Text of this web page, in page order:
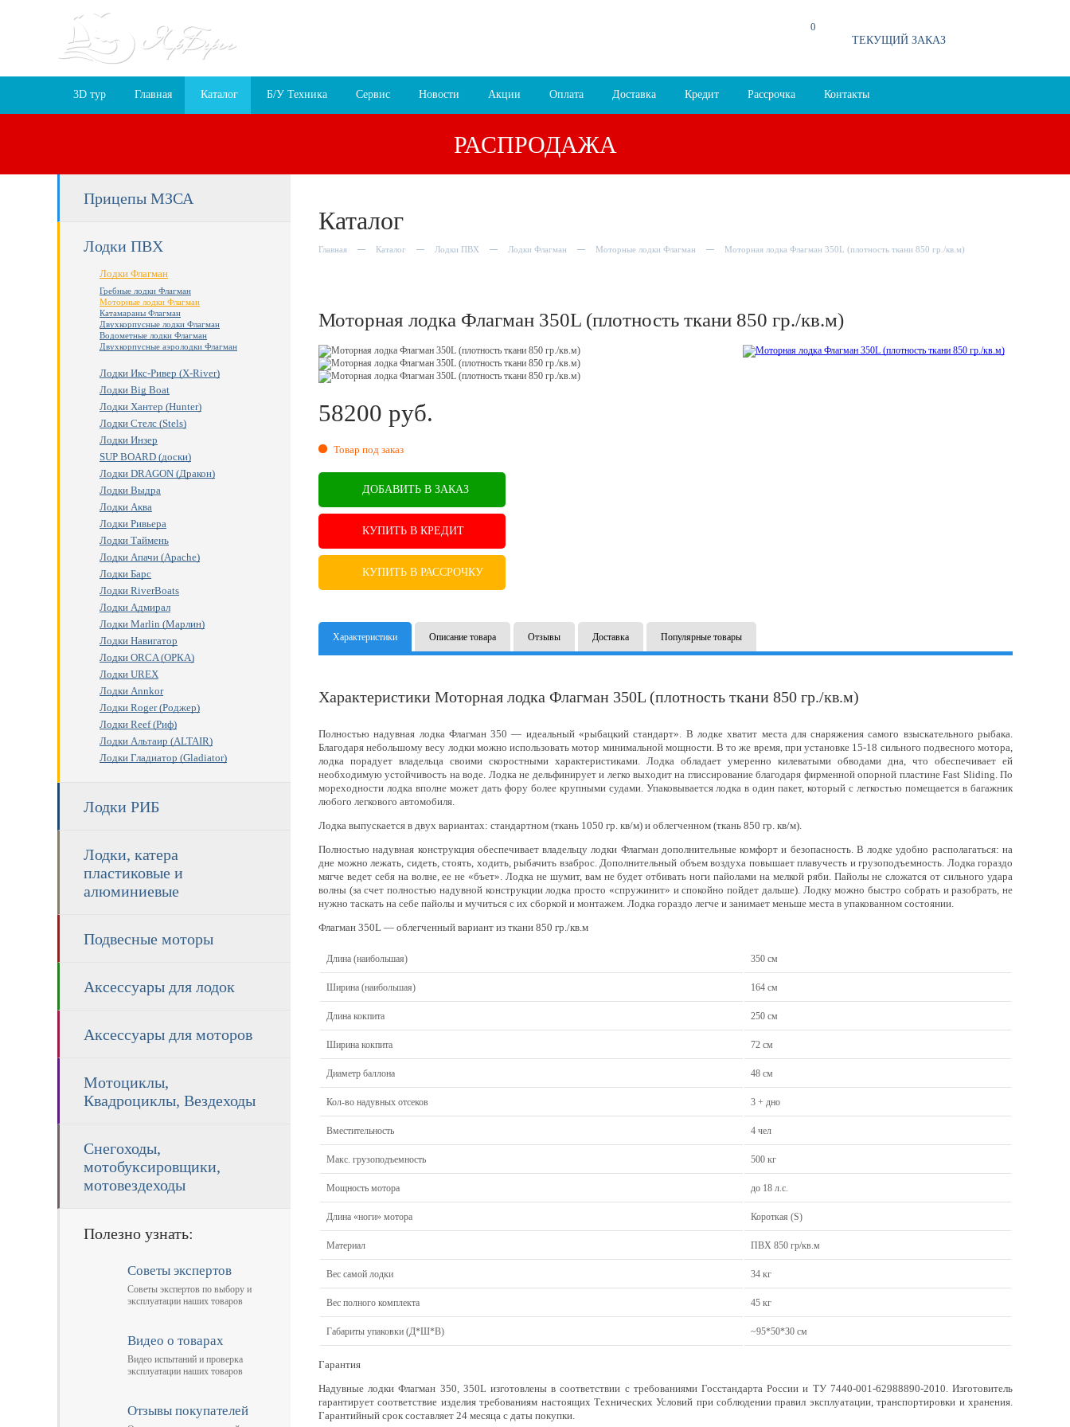
0
ТЕКУЩИЙ ЗАКАЗ
3D тур Главная Каталог Б/У Техника Сервис Новости Акции Оплата Доставка Кредит Рассрочка Контакты
РАСПРОДАЖА
Прицепы МЗСА
Лодки ПВХ
Лодки Флагман
Гребные лодки Флагман
Моторные лодки Флагман
Катамараны Флагман
Двухкорпусные лодки Флагман
Водометные лодки Флагман
Двухкорпусные аэролодки Флагман
Лодки Икс-Ривер (X-River)
Лодки Big Boat
Лодки Хантер (Hunter)
Лодки Стелс (Stels)
Лодки Инзер
SUP BOARD (доски)
Лодки DRAGON (Дракон)
Лодки Выдра
Лодки Аква
Лодки Ривьера
Лодки Таймень
Лодки Апачи (Apache)
Лодки Барс
Лодки RiverBoats
Лодки Адмирал
Лодки Marlin (Марлин)
Лодки Навигатор
Лодки ORCA (ОРКА)
Лодки UREX
Лодки Annkor
Лодки Roger (Роджер)
Лодки Reef (Риф)
Лодки Альтаир (ALTAIR)
Лодки Гладиатор (Gladiator)
Лодки РИБ
Лодки, катера
пластиковые и
алюминиевые
Подвесные моторы
Аксессуары для лодок
Аксессуары для моторов
Мотоциклы,
Квадроциклы, Вездеходы
Снегоходы,
мотобуксировщики,
мотовездеходы
Полезно узнать:
Советы экспертов
Советы экспертов по выбору и
эксплуатации наших товаров
Видео о товарах
Видео испытаний и проверка
эксплуатации наших товаров
Отзывы покупателей
Каталог
Главная Каталог Лодки ПВХ Лодки Флагман Моторные лодки Флагман Моторная лодка Флагман 350L (плотность ткани 850 гр./кв.м)
Моторная лодка Флагман 350L (плотность ткани 850 гр./кв.м)
58200 руб.
RUB
Товар под заказ
ДОБАВИТЬ В ЗАКАЗ
КУПИТЬ В КРЕДИТ
КУПИТЬ В РАССРОЧКУ
Характеристики Описание товара Отзывы Доставка Популярные товары
Характеристики Моторная лодка Флагман 350L (плотность ткани 850 гр./кв.м)
Полностью надувная лодка Флагман 350 — идеальный «рыбацкий стандарт». В лодке хватит места для снаряжения самого взыскательного рыбака.
Благодаря небольшому весу лодки можно использовать мотор минимальной мощности. В то же время, при установке 15-18 сильного подвесного мотора,
лодка порадует владельца своими скоростными характеристиками. Лодка обладает умеренно килеватыми обводами дна, что обеспечивает ей
необходимую устойчивость на воде. Лодка не дельфинирует и легко выходит на глиссирование благодаря фирменной опорной пластине Fast Sliding. По
мореходности лодка вполне может дать фору более крупными судами. Упаковывается лодка в один пакет, который с легкостью помещается в багажник
любого легкового автомобиля.
Лодка выпускается в двух вариантах: стандартном (ткань 1050 гр. кв/м) и облегченном (ткань 850 гр. кв/м).
Полностью надувная конструкция обеспечивает владельцу лодки Флагман дополнительные комфорт и безопасность. В лодке удобно располагаться: на
дне можно лежать, сидеть, стоять, ходить, рыбачить взаброс. Дополнительный объем воздуха повышает плавучесть и грузоподъемность. Лодка гораздо
мягче ведет себя на волне, ее не «бъет». Лодка не шумит, вам не будет отбивать ноги пайолами на мелкой ряби. Пайолы не сложатся от сильного удара
волны (за счет полностью надувной конструкции лодка просто «спружинит» и спокойно пойдет дальше). Лодку можно быстро собрать и разобрать, не
нужно таскать на себе пайолы и мучиться с их сборкой и монтажем. Лодка гораздо легче и занимает меньше места в упакованном состоянии.
Флагман 350L — облегченный вариант из ткани 850 гр./кв.м
Длина (наибольшая) 350 см
Ширина (наибольшая) 164 см
Длина кокпита 250 см
Ширина кокпита 72 см
Диаметр баллона 48 см
Кол-во надувных отсеков 3 + дно
Вместительность 4 чел
Макс. грузоподъемность 500 кг
Мощность мотора до 18 л.с.
Длина «ноги» мотора Короткая (S)
Материал ПВХ 850 гр/кв.м
Вес самой лодки 34 кг
Вес полного комплекта 45 кг
Габариты упаковки (Д*Ш*В) ~95*50*30 см
Гарантия
Надувные лодки Флагман 350, 350L изготовлены в соответствии с требованиями Госстандарта России и ТУ 7440-001-62988890-2010. Изготовитель
гарантирует соответствие изделия требованиям настоящих Технических Условий при соблюдении правил эксплуатации, транспортировки и хранения.
Гарантийный срок составляет 24 месяца с даты покупки.